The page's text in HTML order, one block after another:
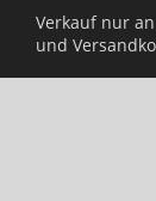
Verkauf nur
und